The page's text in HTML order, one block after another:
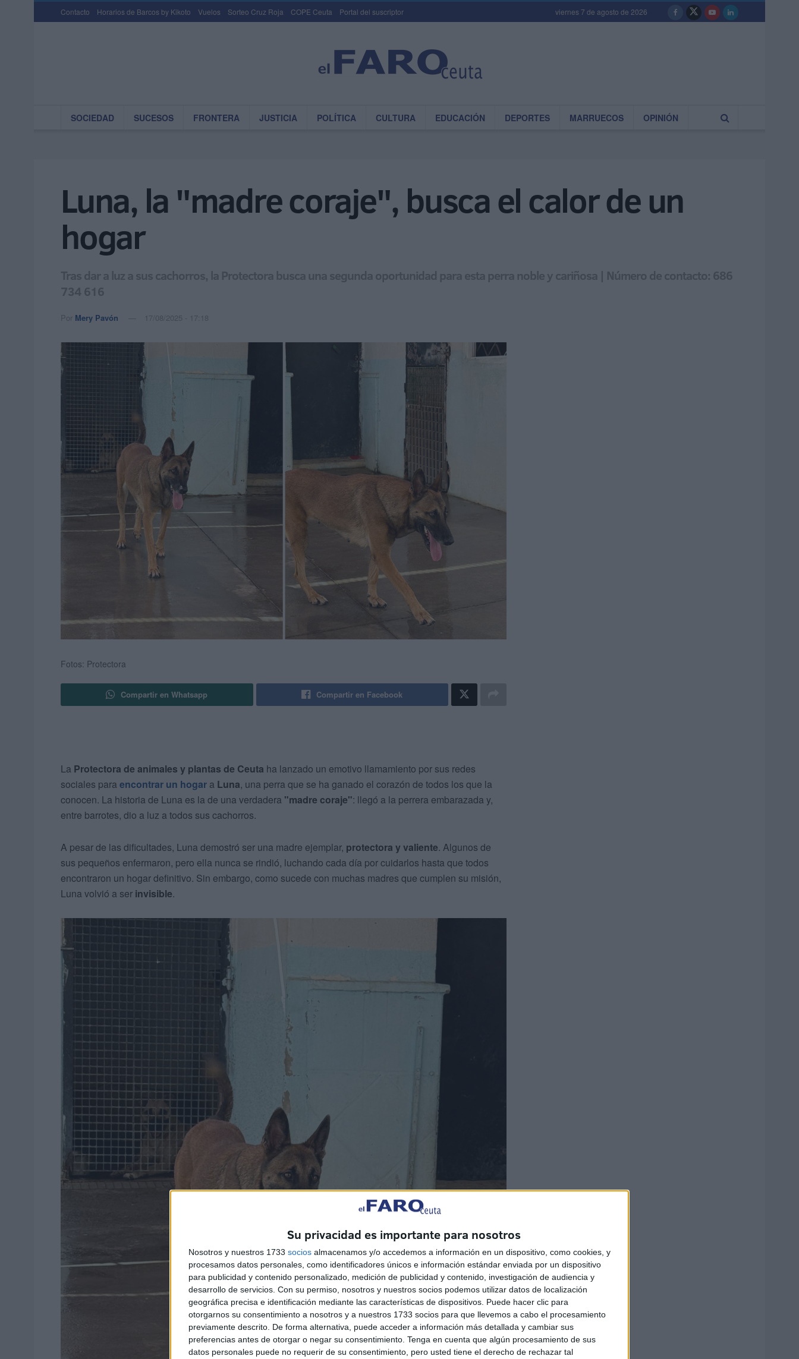
Su privacidad es importante para nosotros
Nosotros y nuestros 1733 socios almacenamos y/o accedemos a información en un dispositivo, como cookies, y
procesamos datos personales, como identificadores únicos e información estándar enviada por un dispositivo
para publicidad y contenido personalizado, medición de publicidad y contenido, investigación de audiencia y
desarrollo de servicios. Con su permiso, nosotros y nuestros socios podemos utilizar datos de localización
geográfica precisa e identificación mediante las características de dispositivos. Puede hacer clic para
otorgarnos su consentimiento a nosotros y a nuestros 1733 socios para que llevemos a cabo el procesamiento
previamente descrito. De forma alternativa, puede acceder a información más detallada y cambiar sus
preferencias antes de otorgar o negar su consentimiento. Tenga en cuenta que algún procesamiento de sus
datos personales puede no requerir de su consentimiento, pero usted tiene el derecho de rechazar tal
Contacto Horarios de Barcos by Kikoto Vuelos Sorteo Cruz Roja COPE Ceuta Portal del suscriptor viernes 7 de agosto de 2026
SOCIEDAD SUCESOS FRONTERA JUSTICIA POLÍTICA CULTURA EDUCACIÓN DEPORTES MARRUECOS OPINIÓN
Luna, la "madre coraje", busca el calor de un
hogar
Tras dar a luz a sus cachorros, la Protectora busca una segunda oportunidad para esta perra noble y cariñosa | Número de contacto: 686
734 616
Por Mery Pavón 17/08/2025 - 17:18
Fotos: Protectora
Compartir en Whatsapp Compartir en Facebook
La Protectora de animales y plantas de Ceuta ha lanzado un emotivo llamamiento por sus redes
sociales para encontrar un hogar a Luna, una perra que se ha ganado el corazón de todos los que la
conocen. La historia de Luna es la de una verdadera "madre coraje": llegó a la perrera embarazada y,
entre barrotes, dio a luz a todos sus cachorros.
A pesar de las dificultades, Luna demostró ser una madre ejemplar, protectora y valiente. Algunos de
sus pequeños enfermaron, pero ella nunca se rindió, luchando cada día por cuidarlos hasta que todos
encontraron un hogar definitivo. Sin embargo, como sucede con muchas madres que cumplen su misión,
Luna volvió a ser invisible.